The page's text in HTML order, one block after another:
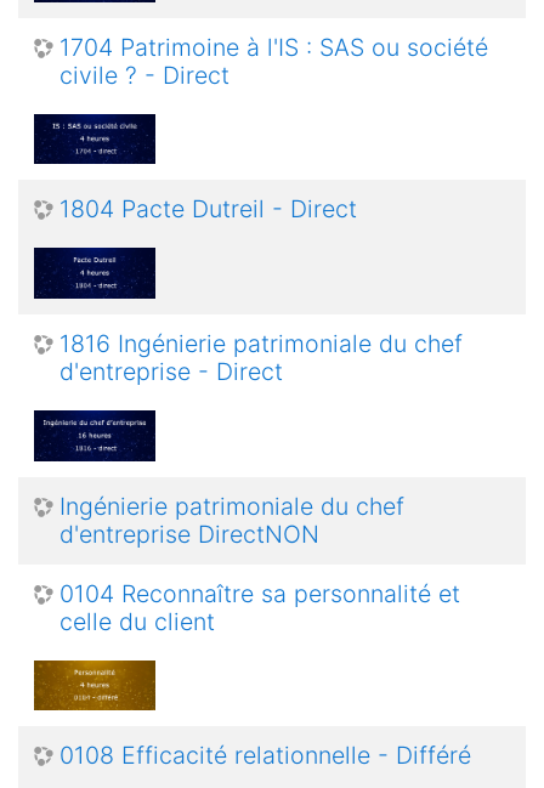
1704 Patrimoine à l'IS : SAS ou société
civile ? - Direct
1804 Pacte Dutreil - Direct
1816 Ingénierie patrimoniale du chef
d'entreprise - Direct
Ingénierie patrimoniale du chef
d'entreprise DirectNON
0104 Reconnaître sa personnalité et
celle du client
0108 Efficacité relationnelle - Différé